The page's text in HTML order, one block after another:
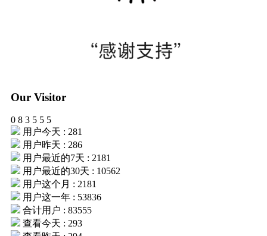
Our Visitor
0 8 3 5 5 5
用户今天 : 281
用户昨天 : 286
用户最近的7天 : 2181
用户最近的30天 : 10562
用户这个月 : 2181
用户这一年 : 53836
合计用户 : 83555
查看今天 : 293